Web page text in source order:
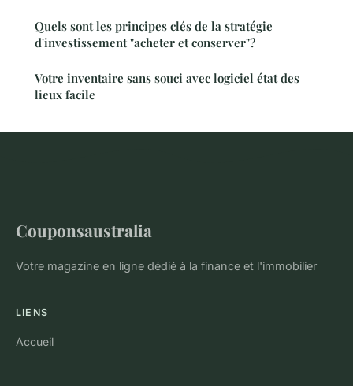
Quels sont les principes clés de la stratégie
d'investissement "acheter et conserver"?
Votre inventaire sans souci avec logiciel état des
lieux facile
Couponsaustralia
Votre magazine en ligne dédié à la finance et l'immobilier
LIENS
Accueil